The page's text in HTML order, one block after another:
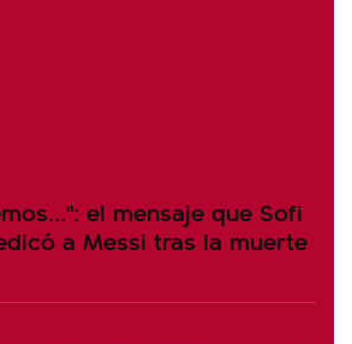
el mensaje que Sofi
a Messi tras la muerte